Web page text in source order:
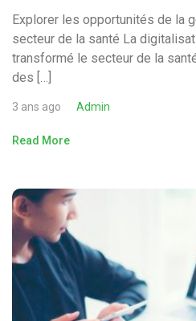
Explorer les opportunités de la
secteur de la santé La
transformé le secteur de la
des […]
3 ans ago Admin
Read More